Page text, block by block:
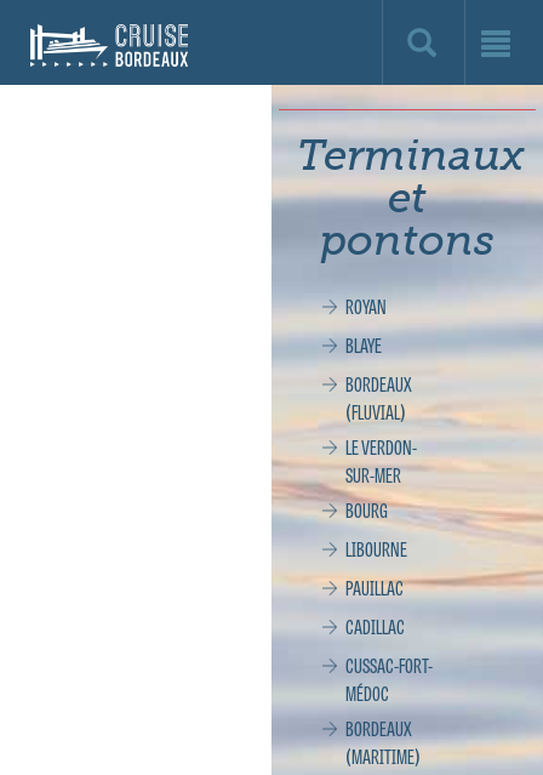
Cruise
Bordeaux,
Terminaux
et
pontons
ROYAN
BLAYE
BORDEAUX
(FLUVIAL)
LE VERDON-
SUR-MER
BOURG
LIBOURNE
PAUILLAC
CADILLAC
CUSSAC-FORT-
MÉDOC
BORDEAUX
(MARITIME)